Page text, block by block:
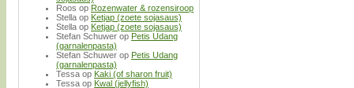
Roos op Rozenwater & rozensiroop
Stella op Ketjap (zoete sojasaus)
Stella op Ketjap (zoete sojasaus)
Stefan Schuwer op Petis Udang
(garnalenpasta)
Stefan Schuwer op Petis Udang
(garnalenpasta)
Tessa op Kaki (of sharon fruit)
Tessa op Kwal (jellyfish)